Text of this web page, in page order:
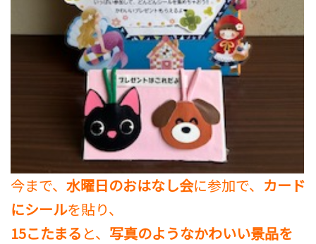
今まで、 水曜日のおはなし会に参加で、 カード
にシールを貼り、
15こたまる と、 写真のようなかわいい景品を